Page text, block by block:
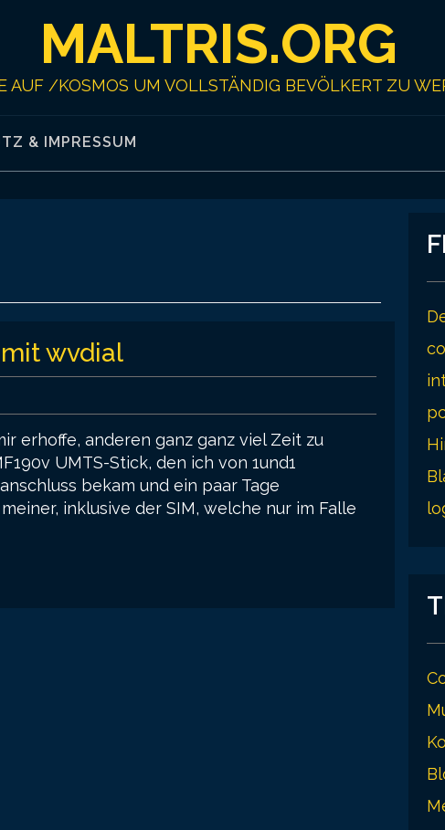
MALTRIS.ORG
AUF /KOSMOS UM VOLLSTÄNDIG BEVÖLKERT ZU
& IMPRESSUM
wvdial
erhoffe, anderen ganz ganz viel Zeit zu
UMTS-Stick, den ich von 1und1
bekam und ein paar Tage
inklusive der SIM, welche nur im Falle